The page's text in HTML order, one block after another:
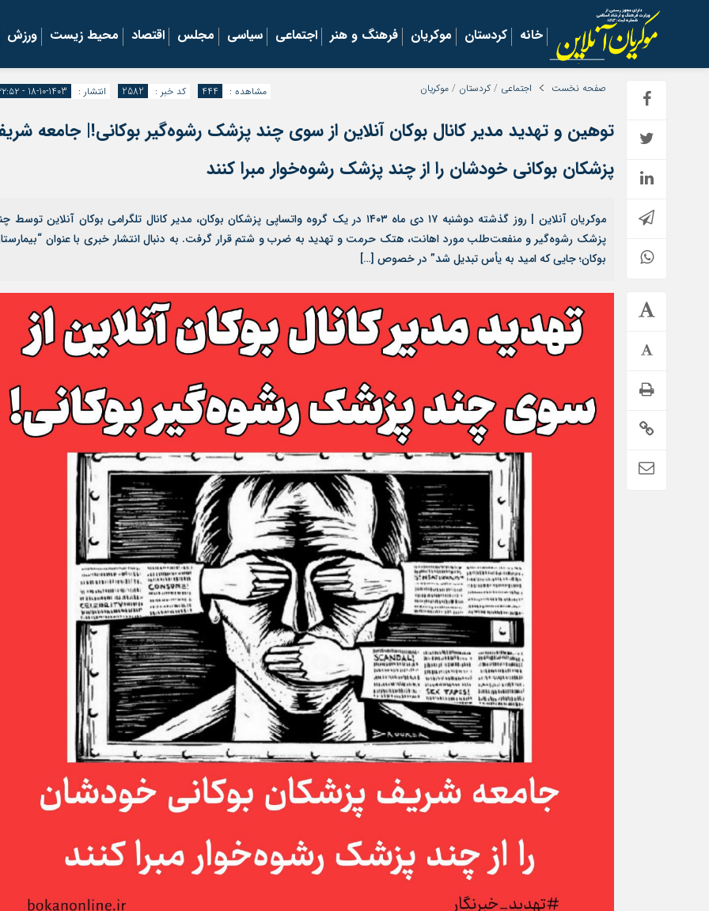
خانه کردستان موکریان فرهنگ و هنر اجتماعی سیاسی مجلس اقتصاد محیط زیست ورزش
صفحه نخست اجتماعی / کردستان / موکریان انتشار : 1403-10-18 - ۲۲:۵۲ کد خبر : 2582 مشاهده : 444
توهین و تهدید مدیر کانال بوکان آنلاین از سوی چند پزشک رشوه‌گیر بوکانی!| جامعه
پزشکان بوکانی خودشان را از چند پزشک رشوه‌خوار مبرا کنند
موکریان آنلاین | روز گذشته دوشنبه ۱۷ دی ماه ۱۴۰۳ در یک گروه واتساپی پزشکان بوکان، مدیر کانال تلگرامی بوکان آنلاین توسط
پزشک رشوه‌گیر و منفعت‌طلب مورد اهانت، هتک حرمت و تهدید به ضرب و شتم قرار گرفت. به دنبال انتشار خبری با عنوان
بوکان؛ جایی که امید به یأس تبدیل شد” در خصوص […]